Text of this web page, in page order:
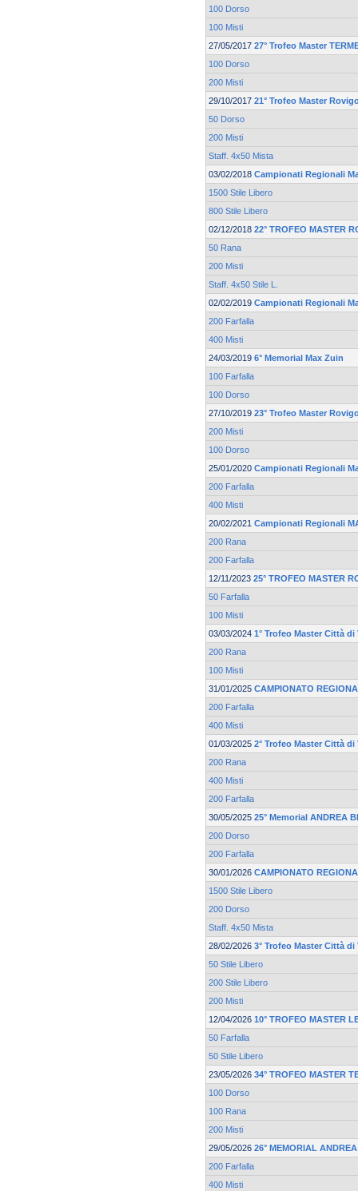
100 Dorso
100 Misti
27/05/2017 27° Trofeo Master
100 Dorso
200 Misti
29/10/2017 21° Trofeo Master
50 Dorso
200 Misti
Staff. 4x50 Mista
03/02/2018 Campionati Regionali
1500 Stile Libero
800 Stile Libero
02/12/2018 22° TROFEO MASTER
50 Rana
200 Misti
Staff. 4x50 Stile L.
02/02/2019 Campionati Regionali
200 Farfalla
400 Misti
24/03/2019 6° Memorial Max Zuin
100 Farfalla
100 Dorso
27/10/2019 23° Trofeo Master
200 Misti
100 Dorso
25/01/2020 Campionati Regionali
200 Farfalla
400 Misti
20/02/2021 Campionati Regionali
200 Rana
200 Farfalla
12/11/2023 25° TROFEO MASTER
50 Farfalla
100 Misti
03/03/2024 1° Trofeo Master Città
200 Rana
100 Misti
31/01/2025 CAMPIONATO
200 Farfalla
400 Misti
01/03/2025 2° Trofeo Master Città
200 Rana
400 Misti
200 Farfalla
30/05/2025 25° Memorial ANDREA
200 Dorso
200 Farfalla
30/01/2026 CAMPIONATO
1500 Stile Libero
200 Dorso
Staff. 4x50 Mista
28/02/2026 3° Trofeo Master Città
50 Stile Libero
200 Stile Libero
200 Misti
12/04/2026 10° TROFEO MASTER
50 Farfalla
50 Stile Libero
23/05/2026 34° TROFEO MASTER
100 Dorso
100 Rana
200 Misti
29/05/2026 26° MEMORIAL
200 Farfalla
400 Misti